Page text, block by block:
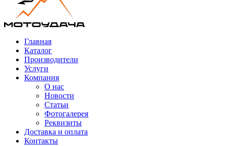
Главная
Каталог
Производители
Услуги
Компания
О нас
Новости
Статьи
Фотогалерея
Реквизиты
Доставка и оплата
Контакты